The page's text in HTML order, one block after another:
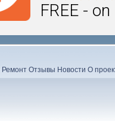
FREE -
Ремонт Отзывы Новости О